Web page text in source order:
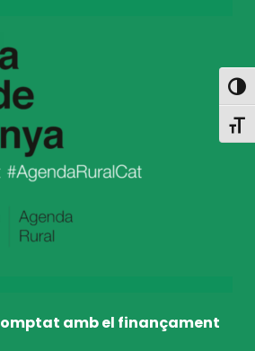
amb el finançament